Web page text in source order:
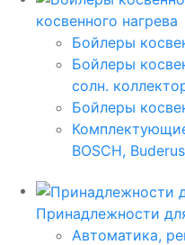
косвенного нагрева
Бойлеры
Бойлеры
солн.
Бойлеры
BOSCH, Buderus
Принадлежности
Автоматика,